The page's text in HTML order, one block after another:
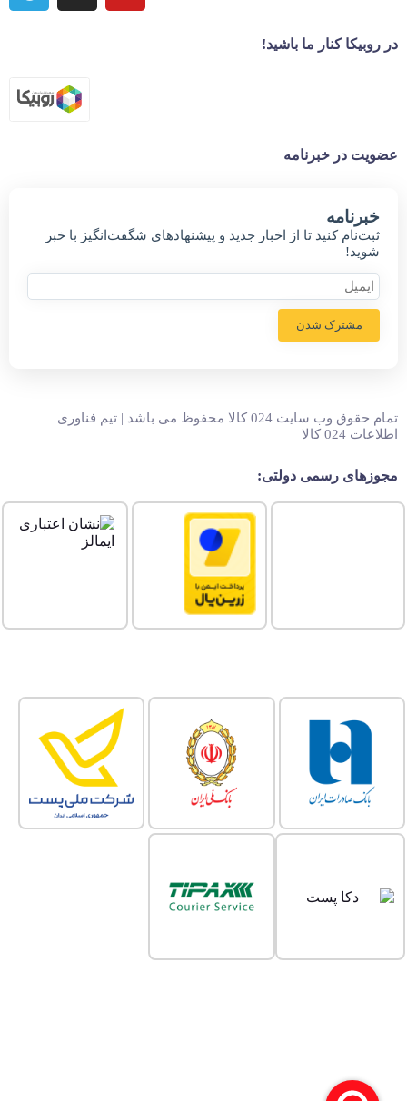
در روبیکا کنار ما باشید!
عضویت در خبرنامه
خبر‌نامه
ثبت‌نام کنید تا از اخبار جدید و پیشنهاد‌های شگفت‌انگیز با خبر
شوید!
مشترک شدن
تمام حقوق وب سایت 024 کالا محفوظ می باشد | تیم فناوری
اطلاعات 024 کالا
مجوزهای رسمی دولتی: